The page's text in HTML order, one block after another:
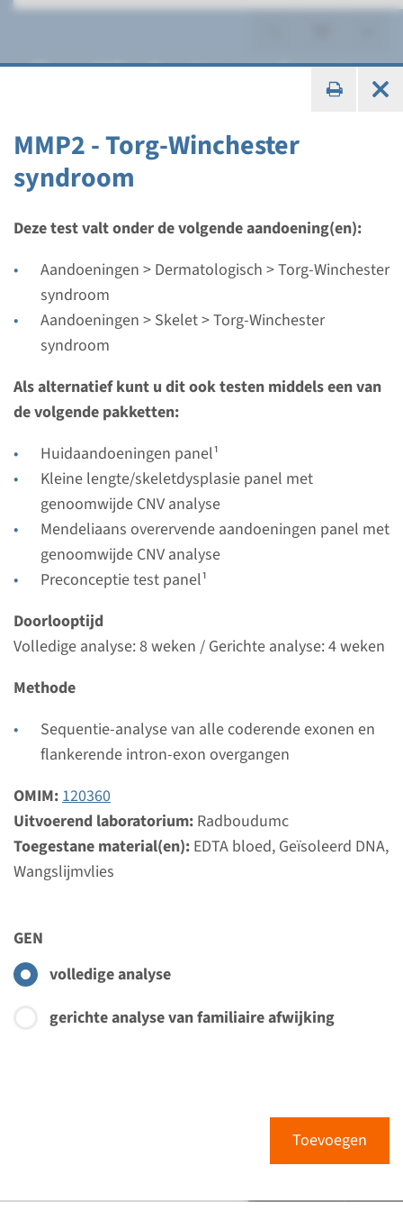
MMP2 - Torg-Winchester
syndroom
Deze test valt onder de volgende aandoening(en):
Aandoeningen > Dermatologisch > Torg-Winchester
syndroom
Aandoeningen > Skelet > Torg-Winchester
syndroom
Als alternatief kunt u dit ook testen middels een van
de volgende pakketten:
Huidaandoeningen panel¹
Kleine lengte/skeletdysplasie panel met
genoomwijde CNV analyse
Mendeliaans overervende aandoeningen panel met
genoomwijde CNV analyse
Preconceptie test panel¹
Doorlooptijd
Volledige analyse: 8 weken / Gerichte analyse: 4 weken
Methode
Sequentie-analyse van alle coderende exonen en
flankerende intron-exon overgangen
OMIM:120360
Uitvoerend laboratorium: Radboudumc
Toegestane material(en): EDTA bloed, Geïsoleerd DNA,
Wangslijmvlies
GEN
volledige analyse
gerichte analyse van familiaire afwijking
Toevoegen
Torg-Winchester syndroom
Gen
MMP2 - Torg-Winchester
syndroom
Doorlooptijd
Volledige analyse: 8 weken / Gerichte analyse: 4
weken
Uitvoerend laboratorium
Radboudumc
Bekijk
Toevoegen